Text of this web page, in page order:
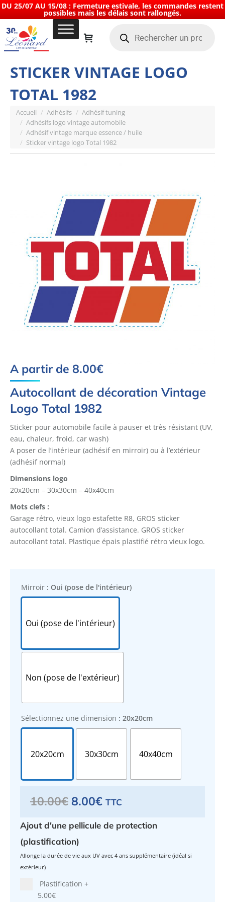
DU 25/07 AU 15/08 : Fermeture estivale, les commandes restent
possibles mais les délais sont rallongés.
produits
STICKER VINTAGE LOGO
TOTAL 1982
Vous êtes ici :
Accueil Adhésifs
Adhésif tuning
Adhésifs logo vintage automobile
Adhésif vintage marque essence / huile
Sticker vintage logo Total 1982
A partir de 8.00€
Autocollant de décoration Vintage
Logo Total 1982
Sticker pour automobile facile à pauser et très résistant (UV,
eau, chaleur, froid, car wash)
A poser de l’intérieur (adhésif en mirroir) ou à l’extérieur
(adhésif normal)
Dimensions logo
20x20cm – 30x30cm – 40x40cm
Mots clefs :
Garage rétro, vieux logo estafette R8, GROS sticker
autocollant total. Camion d’assistance. GROS sticker
autocollant total. Plastique épais plastifié rétro vieux logo.
Mirroir : Oui (pose de l'intérieur)
Oui (pose de l'intérieur)
Non (pose de l'extérieur)
Sélectionnez une dimension : 20x20cm
20x20cm 30x30cm 40x40cm
10.00€ Le
prix
initial
était :
10.00€.
8.00€Le
prix
actuel
est :
TTC
Ajout d'une pellicule de protection
(plastification)
Allonge la durée de vie aux UV avec 4 ans supplémentaire (idéal si
extérieur)
Plastification +
5.00€